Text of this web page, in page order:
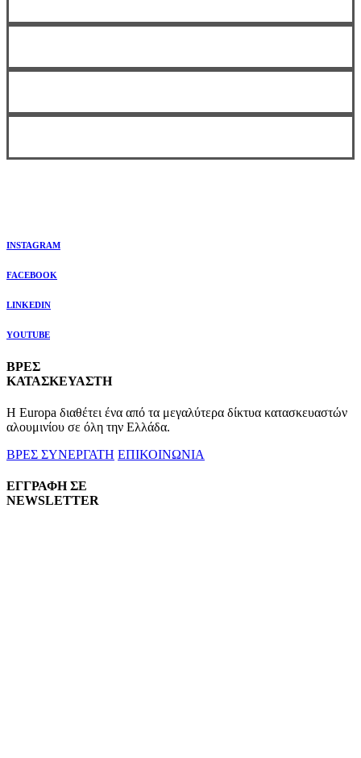
INSTAGRAM
FACEBOOK
LINKEDIN
YOUTUBE
ΒΡΕΣ
ΚΑΤΑΣΚΕΥΑΣΤΗ
Η Europa διαθέτει ένα από τα μεγαλύτερα δίκτυα κατασκευαστών
αλουμινίου σε όλη την Ελλάδα.
ΒΡΕΣ ΣΥΝΕΡΓΑΤΗ ΕΠΙΚΟΙΝΩΝΙΑ
ΕΓΓΡΑΦΗ ΣΕ
NEWSLETTER